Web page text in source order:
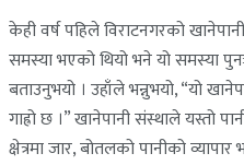
केही वर्ष पहिले विराटनगरको
समस्या भएको थियो भने यो समस्या
बताउनुभयो । उहाँले भन्नुभयो, “यो
गाह्रो छ ।” खानेपानी संस्थाले यस्तो
क्षेत्रमा जार, बोतलको पानीको